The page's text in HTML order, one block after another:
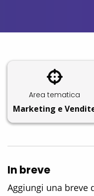
Area tematica
Marketing e
In breve
Aggiungi una breve